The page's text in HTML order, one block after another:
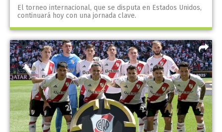
El torneo internacional, que se disputa en Estados Unidos,
continuará hoy con una jornada clave.